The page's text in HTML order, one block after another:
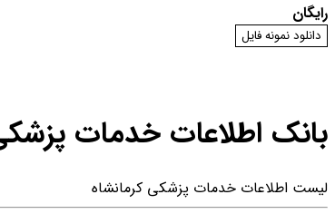
رایگان
دانلود نمونه فایل
بانک اطلاعات خدمات
لیست اطلاعات خدمات پزشکی کرمانشاه